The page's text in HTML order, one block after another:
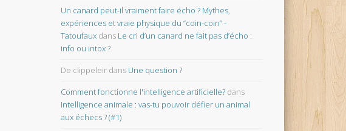
Un canard peut-il vraiment faire écho ? Mythes,
expériences et vraie physique du “coin-coin” -
Tatoufaux dans Le cri d’un canard ne fait pas d’écho :
info ou intox ?
De clippeleir dans Une question ?
Comment fonctionne l'intelligence artificielle? dans
Intelligence animale : vas-tu pouvoir défier un animal
aux échecs ? (#1)